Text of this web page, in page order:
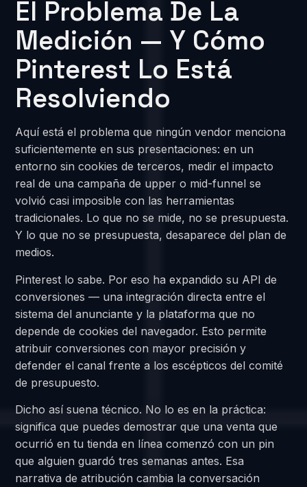
El Problema De La
Medición — Y Cómo
Pinterest Lo Está
Resolviendo
Aquí está el problema que ningún vendor menciona
suficientemente en sus presentaciones: en un
entorno sin cookies de terceros, medir el impacto
real de una campaña de upper o mid-funnel se
volvió casi imposible con las herramientas
tradicionales. Lo que no se mide, no se presupuesta.
Y lo que no se presupuesta, desaparece del plan de
medios.
Pinterest lo sabe. Por eso ha expandido su API de
conversiones — una integración directa entre el
sistema del anunciante y la plataforma que no
depende de cookies del navegador. Esto permite
atribuir conversiones con mayor precisión y
defender el canal frente a los escépticos del comité
de presupuesto.
Dicho así suena técnico. No lo es en la práctica:
significa que puedes demostrar que una venta que
ocurrió en tu tienda en línea comenzó con un pin
que alguien guardó tres semanas antes. Esa
narrativa de atribución cambia la conversación